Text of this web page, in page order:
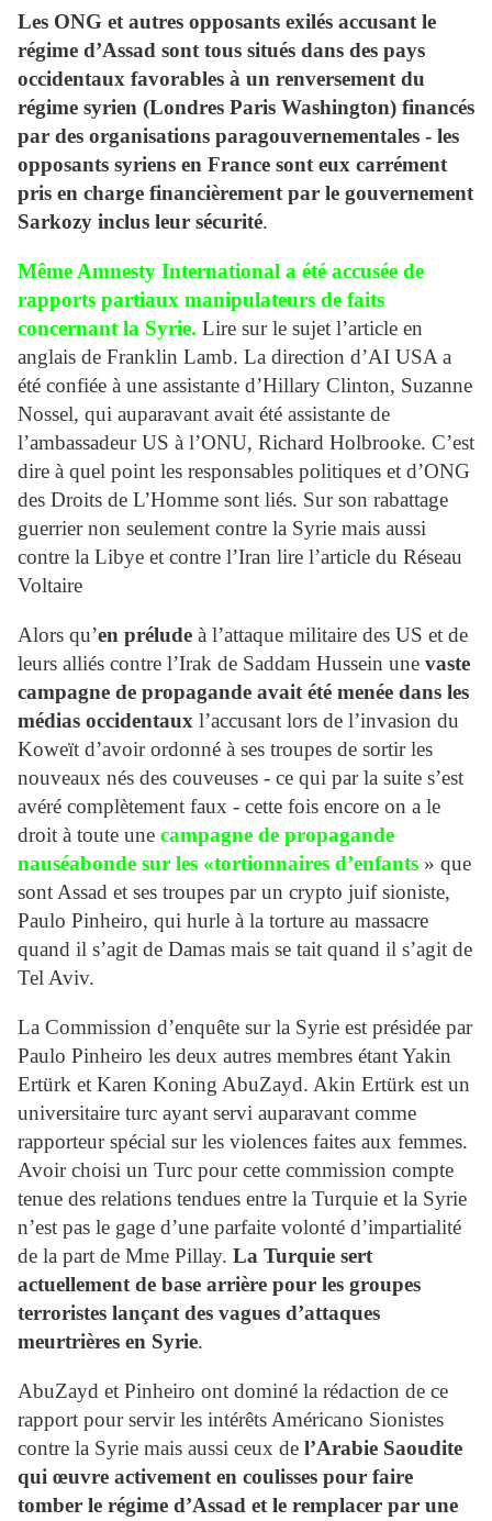
Les ONG et autres opposants exilés accusant le
régime d’Assad sont tous situés dans des pays
occidentaux favorables à un renversement du
régime syrien (Londres Paris Washington) financés
par des organisations paragouvernementales - les
opposants syriens en France sont eux carrément
pris en charge financièrement par le gouvernement
Sarkozy inclus leur sécurité.
Même Amnesty International a été accusée de
rapports partiaux manipulateurs de faits
concernant la Syrie. Lire sur le sujet l’article en
anglais de Franklin Lamb. La direction d’AI USA a
été confiée à une assistante d’Hillary Clinton, Suzanne
Nossel, qui auparavant avait été assistante de
l’ambassadeur US à l’ONU, Richard Holbrooke. C’est
dire à quel point les responsables politiques et d’ONG
des Droits de L’Homme sont liés. Sur son rabattage
guerrier non seulement contre la Syrie mais aussi
contre la Libye et contre l’Iran lire l’article du Réseau
Voltaire
Alors qu’en prélude à l’attaque militaire des US et de
leurs alliés contre l’Irak de Saddam Hussein une vaste
campagne de propagande avait été menée dans les
médias occidentaux l’accusant lors de l’invasion du
Koweït d’avoir ordonné à ses troupes de sortir les
nouveaux nés des couveuses - ce qui par la suite s’est
avéré complètement faux - cette fois encore on a le
droit à toute une campagne de propagande
nauséabonde sur les «tortionnaires d’enfants » que
sont Assad et ses troupes par un crypto juif sioniste,
Paulo Pinheiro, qui hurle à la torture au massacre
quand il s’agit de Damas mais se tait quand il s’agit de
Tel Aviv.
La Commission d’enquête sur la Syrie est présidée par
Paulo Pinheiro les deux autres membres étant Yakin
Ertürk et Karen Koning AbuZayd. Akin Ertürk est un
universitaire turc ayant servi auparavant comme
rapporteur spécial sur les violences faites aux femmes.
Avoir choisi un Turc pour cette commission compte
tenue des relations tendues entre la Turquie et la Syrie
n’est pas le gage d’une parfaite volonté d’impartialité
de la part de Mme Pillay. La Turquie sert
actuellement de base arrière pour les groupes
terroristes lançant des vagues d’attaques
meurtrières en Syrie.
AbuZayd et Pinheiro ont dominé la rédaction de ce
rapport pour servir les intérêts Américano Sionistes
contre la Syrie mais aussi ceux de l’Arabie Saoudite
qui œuvre activement en coulisses pour faire
tomber le régime d’Assad et le remplacer par une